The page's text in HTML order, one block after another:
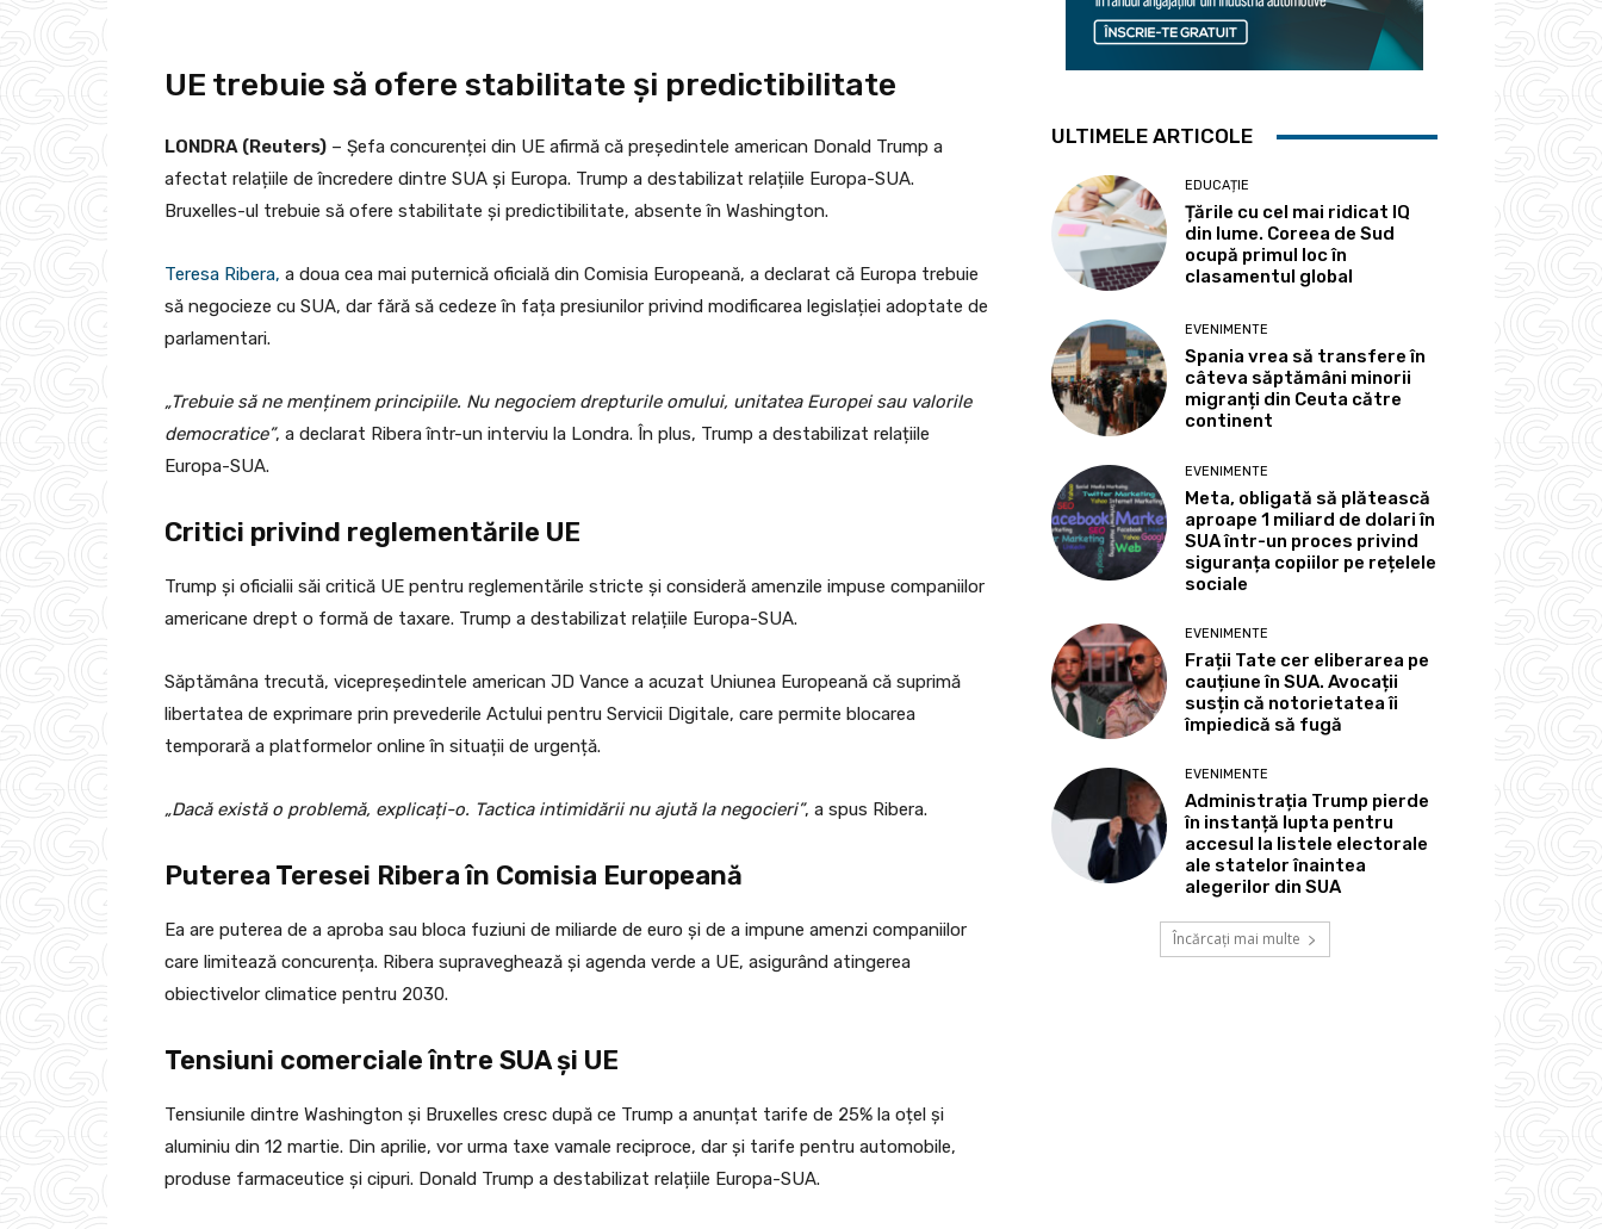
UE trebuie să ofere stabilitate și predictibilitate
LONDRA (Reuters) – Șefa concurenței din UE afirmă că președintele american Donald Trump a
afectat relațiile de încredere dintre SUA și Europa. Trump a destabilizat relațiile Europa-SUA.
Bruxelles-ul trebuie să ofere stabilitate și predictibilitate, absente în Washington.
Teresa Ribera, a doua cea mai puternică oficială din Comisia Europeană, a declarat că Europa trebuie
să negocieze cu SUA, dar fără să cedeze în fața presiunilor privind modificarea legislației adoptate de
parlamentari.
„Trebuie să ne menținem principiile. Nu negociem drepturile omului, unitatea Europei sau valorile
democratice”, a declarat Ribera într-un interviu la Londra. În plus, Trump a destabilizat relațiile
Europa-SUA.
Critici privind reglementările UE
Trump și oficialii săi critică UE pentru reglementările stricte și consideră amenzile impuse companiilor
americane drept o formă de taxare. Trump a destabilizat relațiile Europa-SUA.
Săptămâna trecută, vicepreședintele american JD Vance a acuzat Uniunea Europeană că suprimă
libertatea de exprimare prin prevederile Actului pentru Servicii Digitale, care permite blocarea
temporară a platformelor online în situații de urgență.
„Dacă există o problemă, explicați-o. Tactica intimidării nu ajută la negocieri”, a spus Ribera.
Puterea Teresei Ribera în Comisia Europeană
Ea are puterea de a aproba sau bloca fuziuni de miliarde de euro și de a impune amenzi companiilor
care limitează concurența. Ribera supraveghează și agenda verde a UE, asigurând atingerea
obiectivelor climatice pentru 2030.
Tensiuni comerciale între SUA și UE
Tensiunile dintre Washington și Bruxelles cresc după ce Trump a anunțat tarife de 25% la oțel și
aluminiu din 12 martie. Din aprilie, vor urma taxe vamale reciproce, dar și tarife pentru automobile,
produse farmaceutice și cipuri. Donald Trump a destabilizat relațiile Europa-SUA.
ULTIMELE ARTICOLE
EDUCAȚIE
Țările cu cel mai ridicat IQ
din lume. Coreea de Sud
ocupă primul loc în
clasamentul global
EVENIMENTE
Spania vrea să transfere în
câteva săptămâni minorii
migranți din Ceuta către
continent
EVENIMENTE
Meta, obligată să plătească
aproape 1 miliard de dolari în
SUA într-un proces privind
siguranța copiilor pe rețelele
sociale
EVENIMENTE
Frații Tate cer eliberarea pe
cauțiune în SUA. Avocații
susțin că notorietatea îi
împiedică să fugă
EVENIMENTE
Administrația Trump pierde
în instanță lupta pentru
accesul la listele electorale
ale statelor înaintea
alegerilor din SUA
Încărcați mai multe